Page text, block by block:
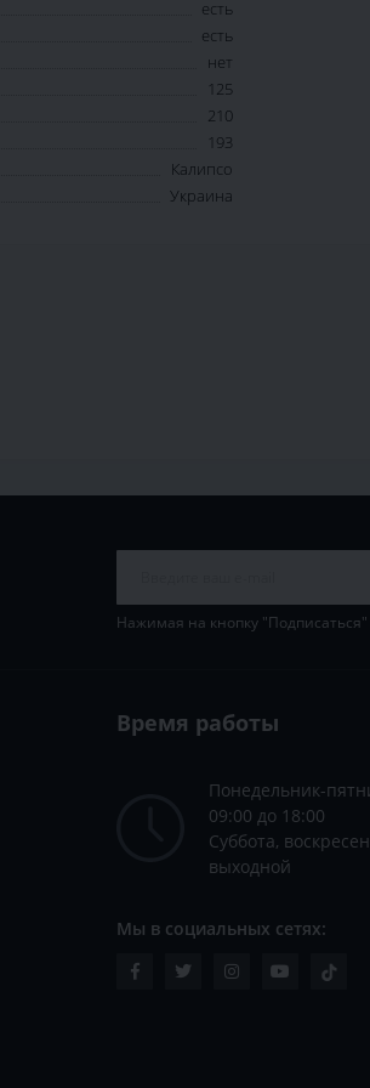
есть
есть
нет
125
210
193
Калипсо
Украина
Нажимая на кнопку
Время работы
Понедельник-
09:00 до 18:00
Суббота,
выходной
Мы в социальных сетях: